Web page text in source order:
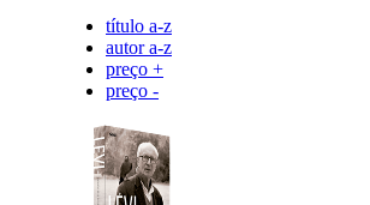
título a-z
autor a-z
preço +
preço -